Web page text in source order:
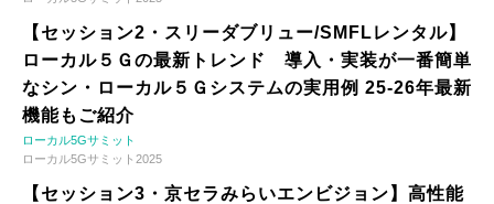
【セッション2・スリーダブリュー/SMFLレンタル】
ローカル５Ｇの最新トレンド 導入・実装が一番簡単
なシン・ローカル５Ｇシステムの実用例 25-26年最新
機能もご紹介
ローカル5Gサミット
ローカル5Gサミット2025
【セッション3・京セラみらいエンビジョン】高性能